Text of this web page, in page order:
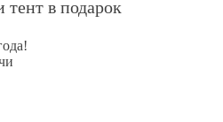
тент в подарок